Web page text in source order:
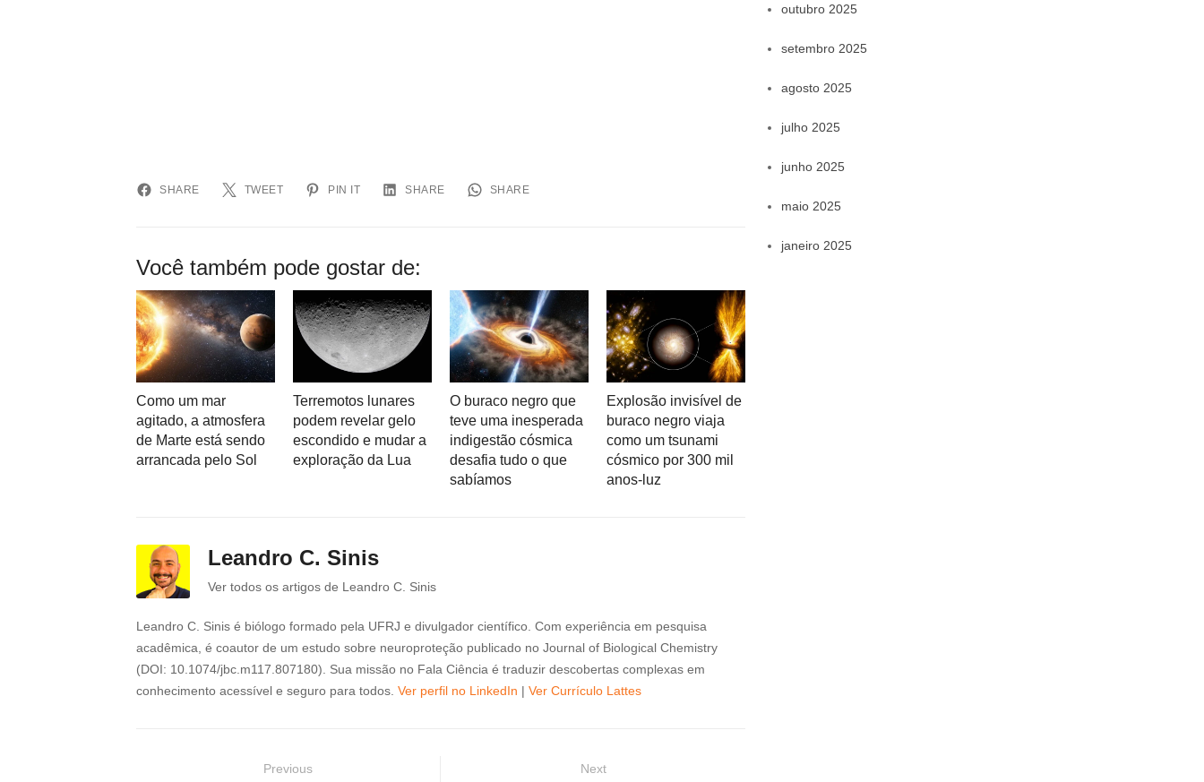
SHARE TWEET PIN IT SHARE SHARE
Você também pode gostar de:
Como um mar
agitado, a atmosfera
de Marte está sendo
arrancada pelo Sol
Terremotos lunares
podem revelar gelo
escondido e mudar a
exploração da Lua
O buraco negro que
teve uma inesperada
indigestão cósmica
desafia tudo o que
sabíamos
Explosão invisível de
buraco negro viaja
como um tsunami
cósmico por 300 mil
anos-luz
Leandro C. Sinis
Ver todos os artigos de Leandro C. Sinis
Leandro C. Sinis é biólogo formado pela UFRJ e divulgador científico. Com experiência em pesquisa
acadêmica, é coautor de um estudo sobre neuroproteção publicado no Journal of Biological Chemistry
(DOI: 10.1074/jbc.m117.807180). Sua missão no Fala Ciência é traduzir descobertas complexas em
conhecimento acessível e seguro para todos. Ver perfil no LinkedIn | Ver Currículo Lattes
Previous Next
outubro 2025
setembro 2025
agosto 2025
julho 2025
junho 2025
maio 2025
janeiro 2025